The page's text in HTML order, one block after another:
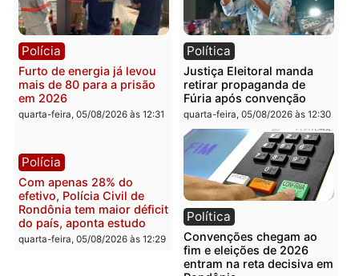
Brasil
foragido baleado e grande
apreensão de drogas
quarta-feira, 05/08/2026 às 12:42
Política
Flávio Bolsonaro escolhe
Alfredo Gaspar para vice
em chapa pura do PL
quarta-feira, 05/08/2026 às